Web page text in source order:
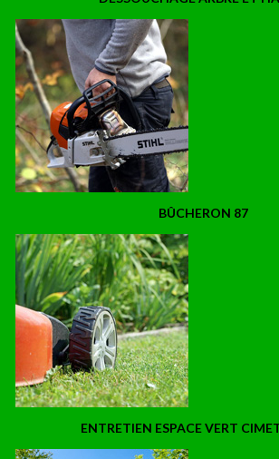
BÛCHERON 87
ENTRETIEN ESPACE VERT